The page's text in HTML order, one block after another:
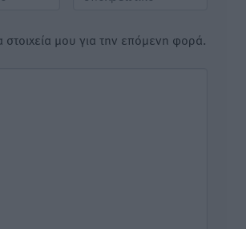
μου για την επόμενη φορά.